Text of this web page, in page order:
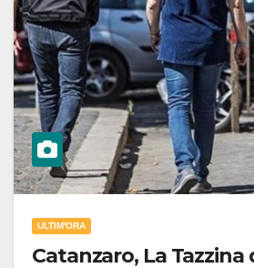
ULTIM'ORA
Catanzaro, La